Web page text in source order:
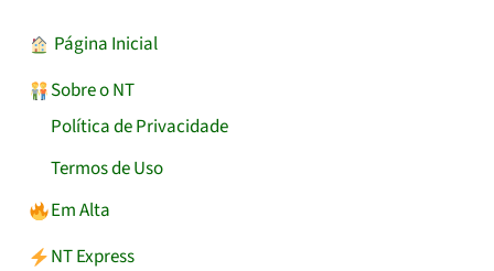
︎ Página Inicial
Sobre o NT
Política de Privacidade
Termos de Uso
Em Alta
NT Express